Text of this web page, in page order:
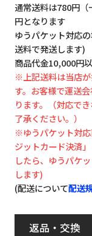
通常送料は780円
円となります
ゆうパケット対応
送料で発送します)
商品代金10,000円
※上記送料は当店
す。お客様で運送
ります。（対応で
了承ください。）
※ゆうパケット対
ジットカード決済
したら、ゆうパケ
します)
(配送について配送
返品・交換